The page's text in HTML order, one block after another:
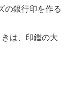
の銀行印を作る
は、印鑑の大